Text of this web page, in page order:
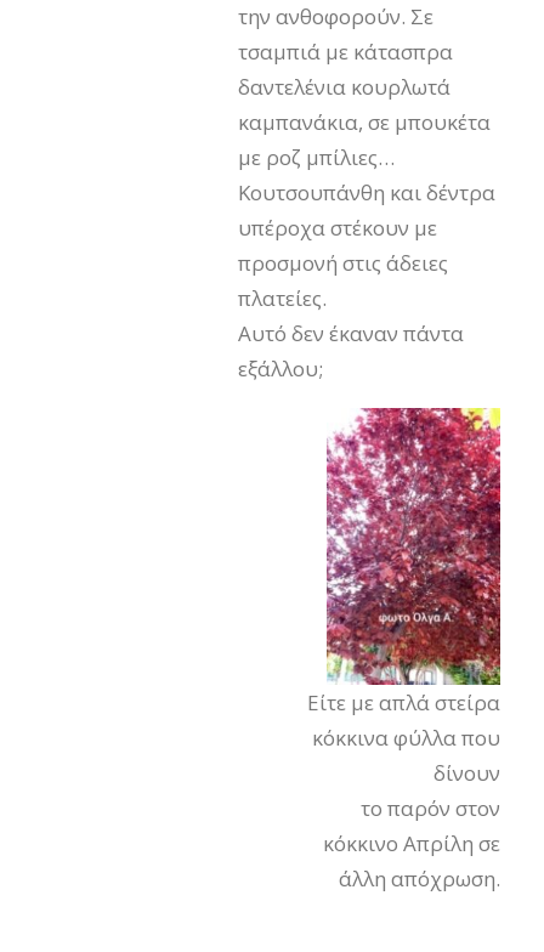
την ανθοφορούν. Σε
τσαμπιά με κάτασπρα
δαντελένια κουρλωτά
καμπανάκια, σε μπουκέτα
με ροζ μπίλιες…
Κουτσουπάνθη και δέντρα
υπέροχα στέκουν με
προσμονή στις άδειες
πλατείες.
Αυτό δεν έκαναν πάντα
εξάλλου;
Είτε με απλά στείρα
κόκκινα φύλλα που
δίνουν
το παρόν στον
κόκκινο Απρίλη σε
άλλη απόχρωση.